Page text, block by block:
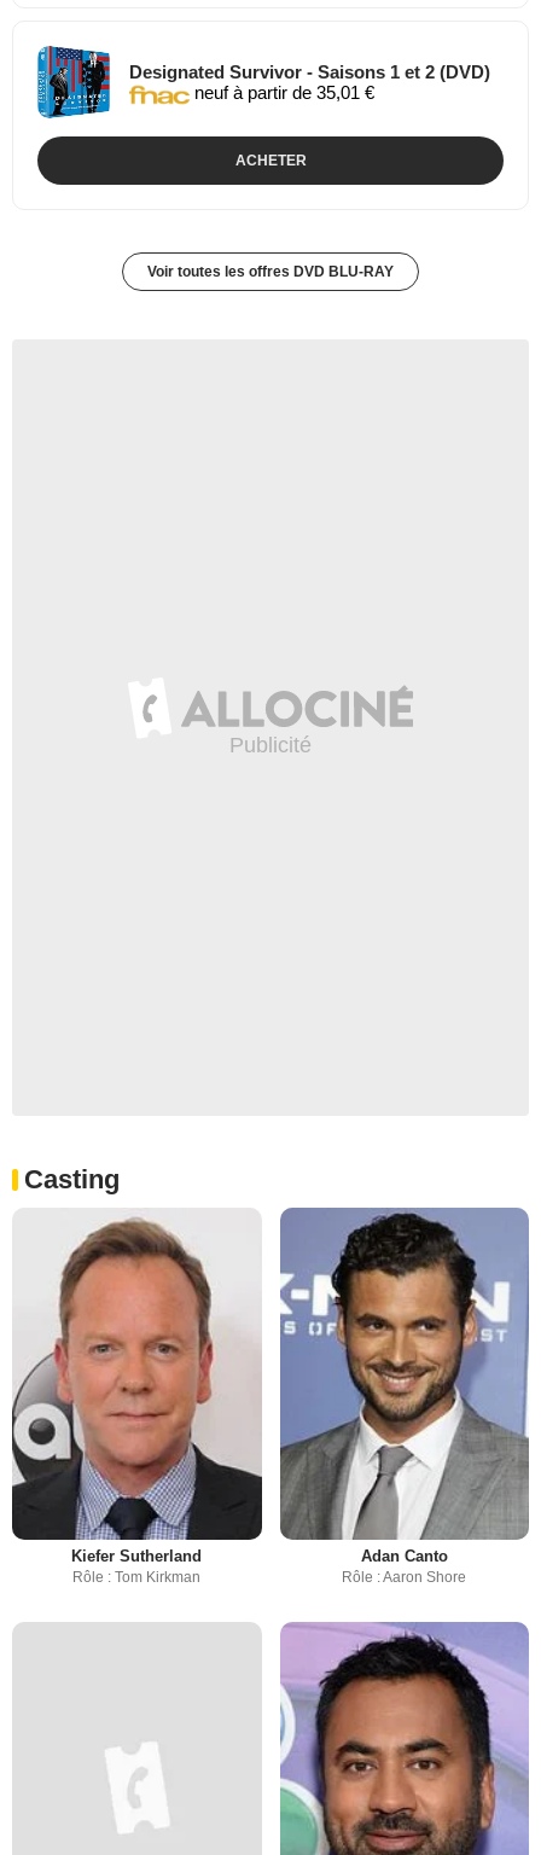
Designated Survivor - Saisons 1 et 2 (DVD)
neuf à partir de 35,01 €
ACHETER
Voir toutes les offres DVD BLU-RAY
Casting
Kiefer Sutherland
Rôle : Tom Kirkman
Adan Canto
Rôle : Aaron Shore